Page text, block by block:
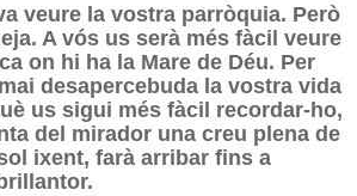
veure la vostra parròquia. Però
A vós us serà més fàcil veure
on hi ha la Mare de Déu. Per
desapercebuda la vostra vida
us sigui més fàcil recordar-ho,
del mirador una creu plena de
ixent, farà arribar fins a